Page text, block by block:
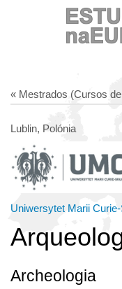
« Mestrados (Cursos de
Lublin, Polónia
Uniwersytet Marii
Archeologia